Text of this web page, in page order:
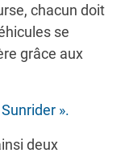
chacun doit
se
grâce aux
».
deux